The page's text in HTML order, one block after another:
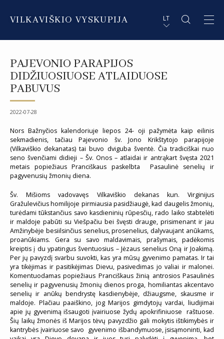
VILKAVIŠKIO VYSKUPIJA LT
DVASININKAI
INSTITUCIJOS IR ORGANIZACIJOS
DEKANATAI IR PARAPIJOS
PAŠVĘSTAS GYVENIMAS
EN SUMMARY
PAJEVONIO PARAPIJOS
DIDŽIUOSIUOSE ATLAIDUOSE
PABUVUS
2022-07-28
Nors Bažnyčios kalendoriuje liepos 24- oji pažymėta kaip eilinis
sekmadienis, tačiau Pajevonio šv. Jono Krikštytojo parapijoje
(Vilkaviškio dekanatas) tai buvo dviguba šventė. Čia tradiciškai nuo
seno švenčiami didieji – Šv. Onos – atlaidai ir antrąkart švęsta 2021
metais popiežiaus Pranciškaus paskelbta Pasaulinė senelių ir
pagyvenusių žmonių diena.
Šv. Mišioms vadovavęs Vilkaviškio dekanas kun. Virginijus
Gražulevičius homilijoje pirmiausia pasidžiaugė, kad daugelis žmonių,
turėdami tūkstančius savo kasdieninių rūpesčių, rado laiko stabtelėti
ir maldoje pabūti su Viešpačiu bei švęsti drauge, prisimenant ir jau
Amžinybėje besiilsinčius senelius, prosenelius, dalyvaujant anūkams,
proanūkiams. Gera su savo maldavimais, prašymais, padėkomis
kreiptis į du ypatingus šventuosius – Jėzaus senelius Oną ir Joakimą.
Per jų pavyzdį svarbu suvokti, kas yra mūsų gyvenimo pamatas. Ir tai
yra tikėjimas ir pasitikėjimas Dievu, pasivedimas jo valiai ir malonei.
Komentuodamas popiežiaus Pranciškaus žinią antrosios Pasaulinės
senelių ir pagyvenusių žmonių dienos proga, homiliantas akcentavo
senelių ir anūkų bendrystę kasdienybėje, džiaugsme, skausme ir
maldoje. Plačiau paaiškino, jog Marijos gimdytojų vardai, liudijimai
apie jų gyvenimą išsaugoti įvairiuose žydų apokrifiniuose raštuose.
Šių laikų žmonės iš Marijos tėvų pavyzdžio gali mokytis ištikimybės ir
kantrybės įvairiuose savo gyvenimo išbandymuose, įsisąmoninti, kad